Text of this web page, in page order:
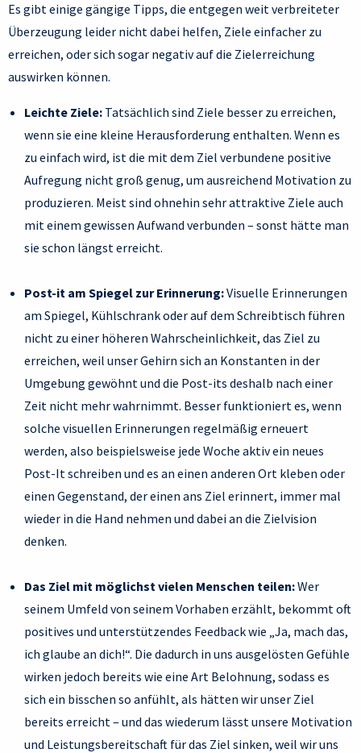
Es gibt einige gängige Tipps, die entgegen weit verbreiteter
Überzeugung leider nicht dabei helfen, Ziele einfacher zu
erreichen, oder sich sogar negativ auf die Zielerreichung
auswirken können.
Leichte Ziele: Tatsächlich sind Ziele besser zu erreichen,
wenn sie eine kleine Herausforderung enthalten. Wenn es
zu einfach wird, ist die mit dem Ziel verbundene positive
Aufregung nicht groß genug, um ausreichend Motivation zu
produzieren. Meist sind ohnehin sehr attraktive Ziele auch
mit einem gewissen Aufwand verbunden – sonst hätte man
sie schon längst erreicht.
Post-it am Spiegel zur Erinnerung:Visuelle Erinnerungen
am Spiegel, Kühlschrank oder auf dem Schreibtisch führen
nicht zu einer höheren Wahrscheinlichkeit, das Ziel zu
erreichen, weil unser Gehirn sich an Konstanten in der
Umgebung gewöhnt und die Post-its deshalb nach einer
Zeit nicht mehr wahrnimmt. Besser funktioniert es, wenn
solche visuellen Erinnerungen regelmäßig erneuert
werden, also beispielsweise jede Woche aktiv ein neues
Post-It schreiben und es an einen anderen Ort kleben oder
einen Gegenstand, der einen ans Ziel erinnert, immer mal
wieder in die Hand nehmen und dabei an die Zielvision
denken.
Das Ziel mit möglichst vielen Menschen teilen:Wer
seinem Umfeld von seinem Vorhaben erzählt, bekommt oft
positives und unterstützendes Feedback wie „Ja, mach das,
ich glaube an dich!“. Die dadurch in uns ausgelösten Gefühle
wirken jedoch bereits wie eine Art Belohnung, sodass es
sich ein bisschen so anfühlt, als hätten wir unser Ziel
bereits erreicht – und das wiederum lässt unsere Motivation
und Leistungsbereitschaft für das Ziel sinken, weil wir uns